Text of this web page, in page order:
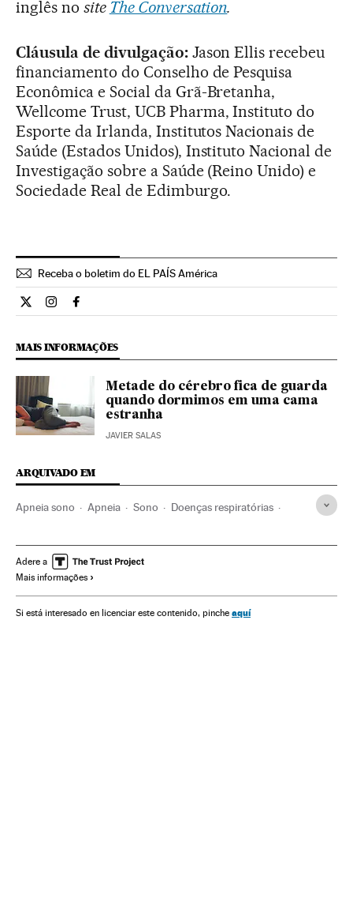
inglês no site The Conversation.
Cláusula de divulgação:Jason Ellis recebeu
financiamento do Conselho de Pesquisa
Econômica e Social da Grã-Bretanha,
Wellcome Trust, UCB Pharma, Instituto do
Esporte da Irlanda, Institutos Nacionais de
Saúde (Estados Unidos), Instituto Nacional de
Investigação sobre a Saúde (Reino Unido) e
Sociedade Real de Edimburgo.
Receba o boletim do EL PAÍS América
Ciencia El País Brasil en Twitter
Ciencia El País Brasil en Instagram
Ciencia El País Brasil en Facebook
MAIS INFORMAÇÕES
Metade do cérebro fica de guarda
quando dormimos em uma cama
estranha
JAVIER SALAS
ARQUIVADO EM
Apneia sono Apneia Sono Doenças respiratórias
Especialidades médicas Doenças
Ciências naturais Ciência
Adere a
Mais informações
Si está interesado en licenciar este contenido, pinche aquí